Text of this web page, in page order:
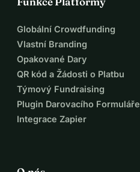
Globální Crowdfunding
Vlastní Branding
Opakované Dary
QR kód a Žádosti o Platbu
Týmový Fundraising
Plugin Darovacího Formuláře
Integrace Zapier